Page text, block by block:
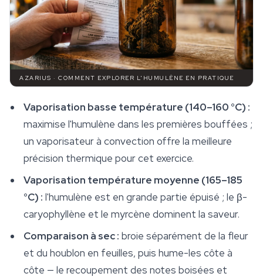
AZARIUS · COMMENT EXPLORER L'HUMULÈNE EN PRATIQUE
Vaporisation basse température (140–160 °C) :
maximise l'humulène dans les premières bouffées ;
un vaporisateur à convection offre la meilleure
précision thermique pour cet exercice.
Vaporisation température moyenne (165–185
°C) : l'humulène est en grande partie épuisé ; le β-
caryophyllène et le myrcène dominent la saveur.
Comparaison à sec : broie séparément de la fleur
et du houblon en feuilles, puis hume-les côte à
côte — le recoupement des notes boisées et